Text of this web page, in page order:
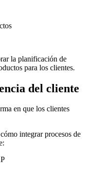
la planificación de
para los clientes.
del cliente
en que los clientes
integrar procesos de